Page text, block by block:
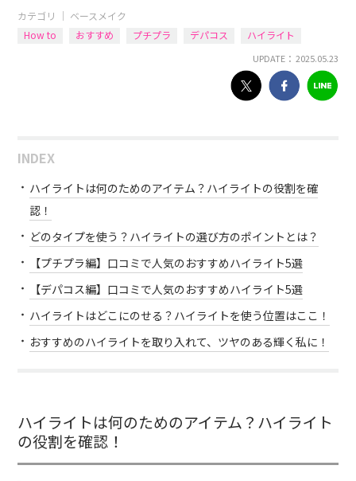
カテゴリ ｜ ベースメイク
How to
おすすめ プチプラ デパコス ハイライト
UPDATE： 2025.05.23
INDEX
ハイライトは何のためのアイテム？ハイライトの役割を確
認！
どのタイプを使う？ハイライトの選び方のポイントとは？
【プチプラ編】口コミで人気のおすすめハイライト5選
【デパコス編】口コミで人気のおすすめハイライト5選
ハイライトはどこにのせる？ハイライトを使う位置はここ！
おすすめのハイライトを取り入れて、ツヤのある輝く私に！
ハイライトは何のためのアイテム？ハイライト
の役割を確認！